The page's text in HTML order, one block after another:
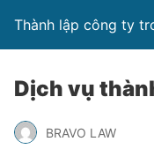
Thành lập công ty
Dịch vụ
BRAVO LAW